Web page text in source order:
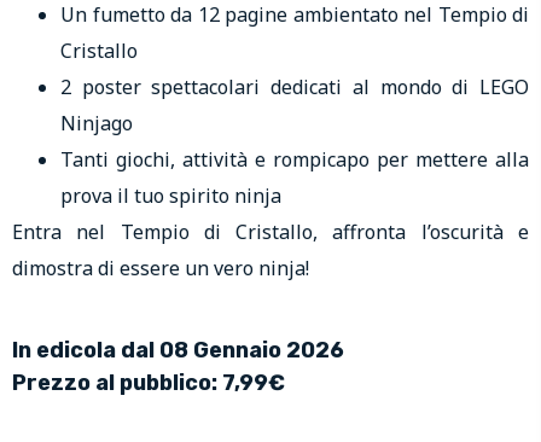
Un fumetto da 12 pagine ambientato nel Tempio di
Cristallo
2 poster spettacolari dedicati al mondo di LEGO
Ninjago
Tanti giochi, attività e rompicapo per mettere alla
prova il tuo spirito ninja
Entra nel Tempio di Cristallo, affronta l’oscurità e
dimostra di essere un vero ninja!
In edicola dal 08 Gennaio 2026
Prezzo al pubblico: 7,99€